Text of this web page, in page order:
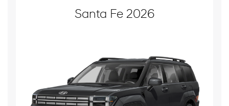
Santa Fe 2026